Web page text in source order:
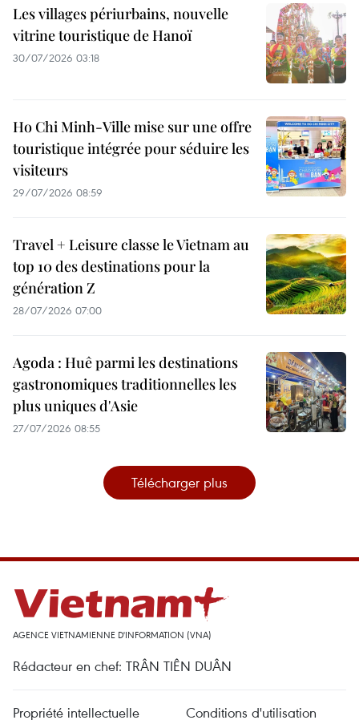
Les villages périurbains, nouvelle
vitrine touristique de Hanoï
30/07/2026 03:18
Ho Chi Minh-Ville mise sur une offre
touristique intégrée pour séduire les
visiteurs
29/07/2026 08:59
Travel + Leisure classe le Vietnam au
top 10 des destinations pour la
génération Z
28/07/2026 07:00
Agoda : Huê parmi les destinations
gastronomiques traditionnelles les
plus uniques d'Asie
27/07/2026 08:55
Télécharger plus
AGENCE VIETNAMIENNE D'INFORMATION (VNA)
Rédacteur en chef: TRÂN TIÊN DUÂN
Propriété intellectuelle Conditions d'utilisation